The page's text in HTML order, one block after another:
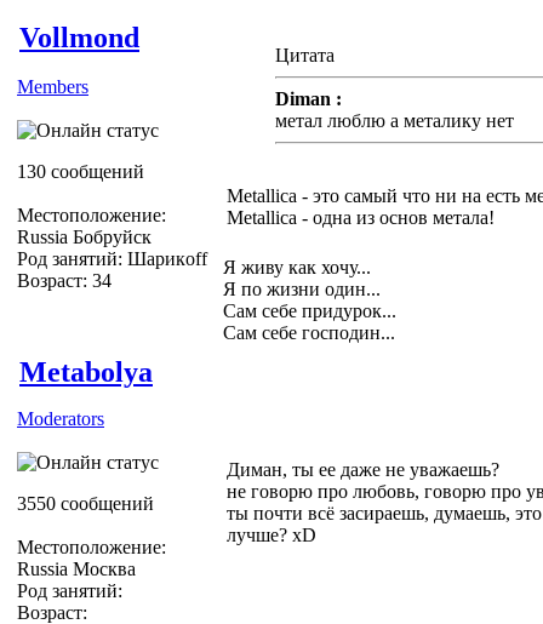
Vollmond
Members
130 сообщений
Местоположение:
Russia Бобруйск
Род занятий: Шарикoff
Возраст: 34
Цитата
Diman :
метал люблю а металику нет
Metallica - это самый что ни на есть
Metallica - одна из основ метала!
Я живу как хочу...
Я по жизни один...
Сам себе придурок...
Сам себе господин...
Metabolya
Moderators
3550 сообщений
Местоположение:
Russia Москва
Род занятий:
Возраст:
Диман, ты ее даже не уважаешь?
не говорю про любовь, говорю про
ты почти всё засираешь, думаешь,
лучше? хD